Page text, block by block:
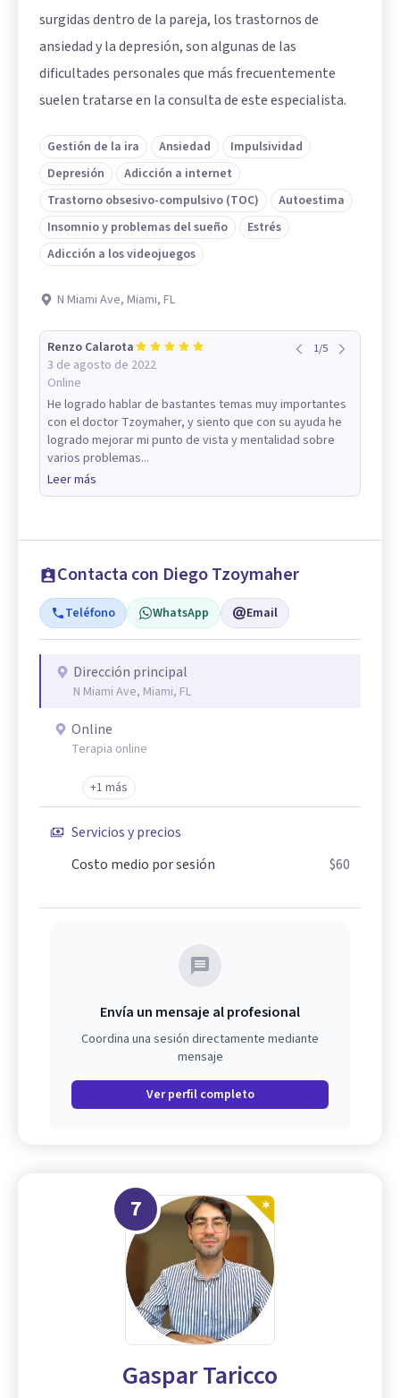
surgidas dentro de la pareja, los trastornos de
ansiedad y la depresión, son algunas de las
dificultades personales que más frecuentemente
suelen tratarse en la consulta de este especialista.
Gestión de la ira Ansiedad
Impulsividad
Depresión
Adicción a internet
Trastorno obsesivo-compulsivo (TOC)
Autoestima
Insomnio y problemas del sueño
Estrés
Adicción a los videojuegos
N Miami Ave, Miami, FL
Renzo Calarota
3 de agosto de 2022
Online
1/5
He logrado hablar de bastantes temas muy importantes
con el doctor Tzoymaher, y siento que con su ayuda he
logrado mejorar mi punto de vista y mentalidad sobre
varios problemas...
Leer más
Contacta con Diego Tzoymaher
Teléfono WhatsApp Email
Dirección principal
N Miami Ave, Miami, FL
Online
Terapia online
+1 más
Servicios y precios
Costo medio por sesión
$60
Envía un mensaje al profesional
Coordina una sesión directamente mediante
mensaje
Ver perfil completo
7
Gaspar Taricco